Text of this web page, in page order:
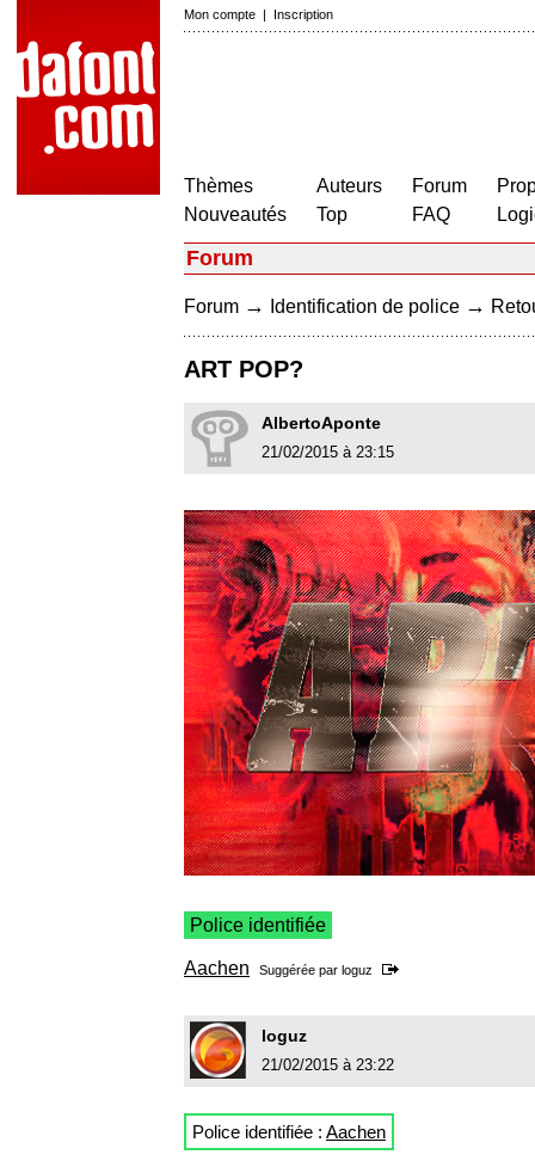
Mon compte | Inscription
Thèmes
Nouveautés
Auteurs
Top
Forum
FAQ
Forum
Forum → Identification de police →
ART POP?
AlbertoAponte
21/02/2015 à 23:15
Police identifiée
Aachen Suggérée par loguz
loguz
21/02/2015 à 23:22
Police identifiée : Aachen